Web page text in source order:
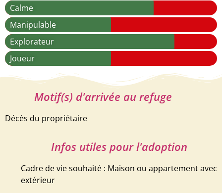
Calme
Manipulable
Explorateur
Joueur
Motif(s) d'arrivée au refuge
Décès du propriétaire
Infos utiles pour l'adoption
Cadre de vie souhaité : Maison ou appartement avec
extérieur